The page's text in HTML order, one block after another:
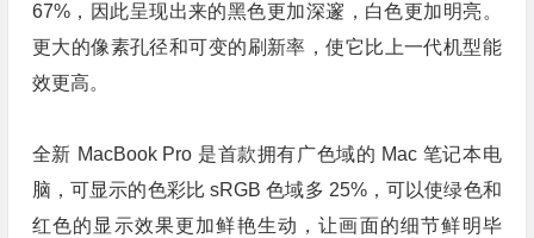
67%，因此呈现出来的黑色更加深邃，白色更加明亮。
更大的像素孔径和可变的刷新率，使它比上一代机型能
效更高。
全新 MacBook Pro 是首款拥有广色域的 Mac 笔记本电
脑，可显示的色彩比 sRGB 色域多 25%，可以使绿色和
红色的显示效果更加鲜艳生动，让画面的细节鲜明毕